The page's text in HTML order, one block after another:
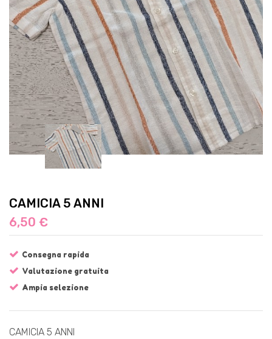
CAMICIA 5 ANNI
6,50 €
Consegna rapida
Valutazione gratuita
Ampia selezione
CAMICIA 5 ANNI